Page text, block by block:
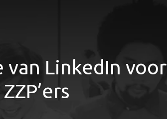
van LinkedIn voor
ZZP’ers